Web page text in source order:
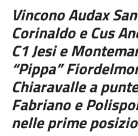
Vincono Audax
Corinaldo e Cus
C1 Jesi e
“Pippa”
Chiaravalle a
Fabriano e
nelle prime